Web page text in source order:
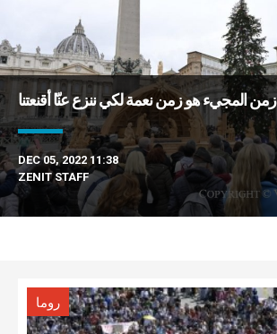
زمن المجيء هو زمن نعمة لكي ننزع عنّا أقنعتنا
DEC 05, 2022 11:38
ZENIT STAFF
روما